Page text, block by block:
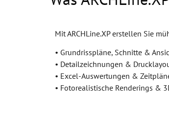
Mit ARCHLine.XP erstellen Sie
• Grundrisspläne, Schnitte &
• Detailzeichnungen &
• Excel-Auswertungen &
• Fotorealistische Renderings &